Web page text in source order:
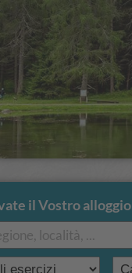
il Vostro alloggio